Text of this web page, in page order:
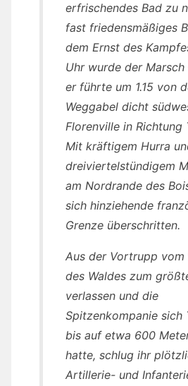
erfrischendes Bad zu
fast friedensmäßiges
dem Ernst des
Uhr wurde der
er führte um 1.15 von
Weggabel dicht
Florenville in Richtung
Mit kräftigem Hurra
dreiviertelstündigem
am Nordrande des
sich hinziehende
Grenze überschritten.
Aus der Vortrupp vom
des Waldes zum
verlassen und die
Spitzenkompanie sich
bis auf etwa 600
hatte, schlug ihr
Artillerie- und